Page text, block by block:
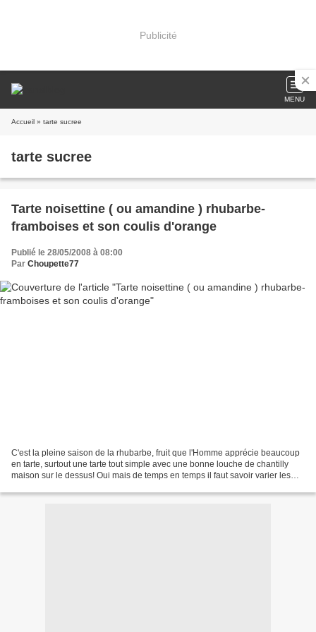
Publicité
MENU
Accueil » tarte sucree
tarte sucree
Tarte noisettine ( ou amandine ) rhubarbe-
framboises et son coulis d'orange
Publié le 28/05/2008 à 08:00
Par Choupette77
C'est la pleine saison de la rhubarbe, fruit que l'Homme apprécie beaucoup
en tarte, surtout une tarte tout simple avec une bonne louche de chantilly
maison sur le dessus! Oui mais de temps en temps il faut savoir varier les